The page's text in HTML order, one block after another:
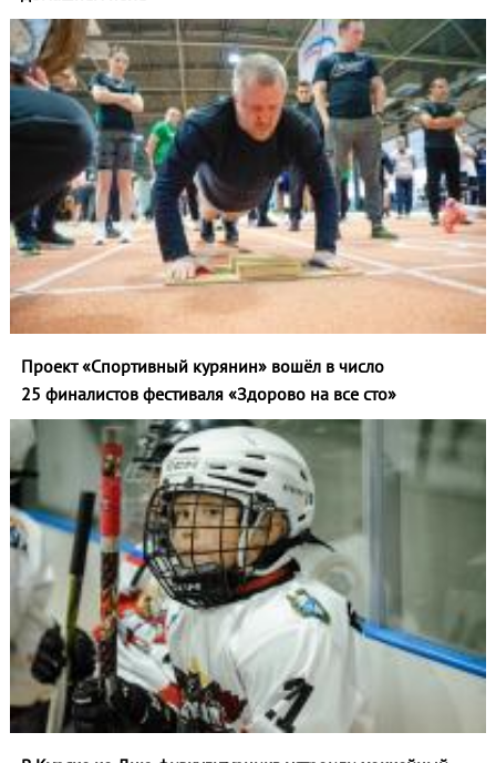
Проект «Спортивный курянин» вошёл в число
25 финалистов фестиваля «Здорово на все сто»